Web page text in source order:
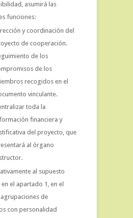
asumirá las
funciones:
y coordinación del
de cooperación.
de los
de los
recogidos en el
vinculante.
toda la
financiera y
del proyecto, que
al órgano
al supuesto
el apartado 1, en el
de
con personalidad